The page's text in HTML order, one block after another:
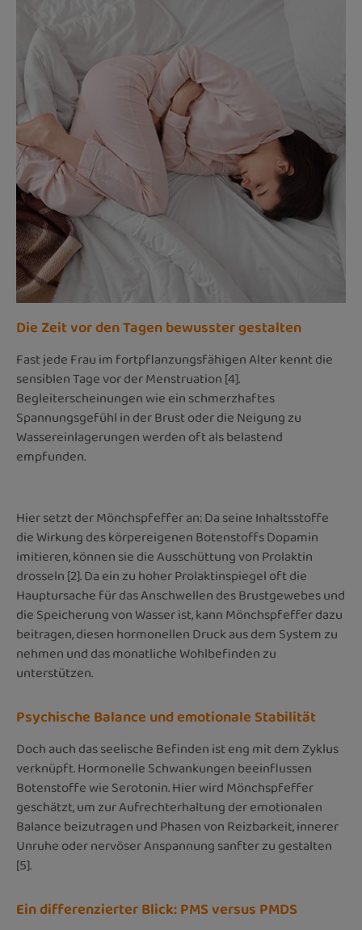
Die Zeit vor den Tagen bewusster gestalten
Fast jede Frau im fortpflanzungsfähigen Alter kennt die
sensiblen Tage vor der Menstruation [4].
Begleiterscheinungen wie ein schmerzhaftes
Spannungsgefühl in der Brust oder die Neigung zu
Wassereinlagerungen werden oft als belastend
empfunden.
Hier setzt der Mönchspfeffer an: Da seine Inhaltsstoffe
die Wirkung des körpereigenen Botenstoffs Dopamin
imitieren, können sie die Ausschüttung von Prolaktin
drosseln [2]. Da ein zu hoher Prolaktinspiegel oft die
Hauptursache für das Anschwellen des Brustgewebes und
die Speicherung von Wasser ist, kann Mönchspfeffer dazu
beitragen, diesen hormonellen Druck aus dem System zu
nehmen und das monatliche Wohlbefinden zu
unterstützen.
Psychische Balance und emotionale Stabilität
Doch auch das seelische Befinden ist eng mit dem Zyklus
verknüpft. Hormonelle Schwankungen beeinflussen
Botenstoffe wie Serotonin. Hier wird Mönchspfeffer
geschätzt, um zur Aufrechterhaltung der emotionalen
Balance beizutragen und Phasen von Reizbarkeit, innerer
Unruhe oder nervöser Anspannung sanfter zu gestalten
[5].
Ein differenzierter Blick: PMS versus PMDS